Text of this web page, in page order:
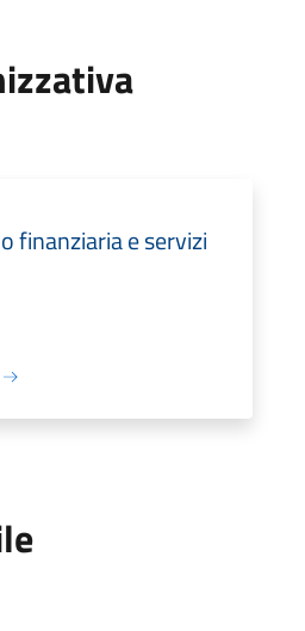
finanziaria e servizi